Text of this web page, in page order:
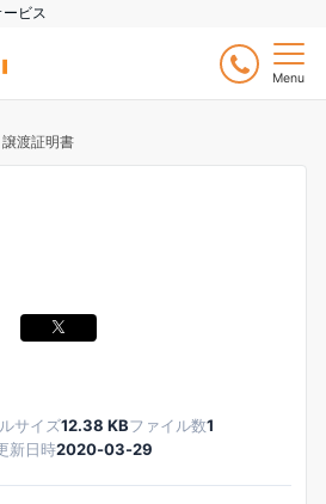
ビス
Menu
譲渡証明書
サイズ12.38 KBファイル数1
新日時2020-03-29